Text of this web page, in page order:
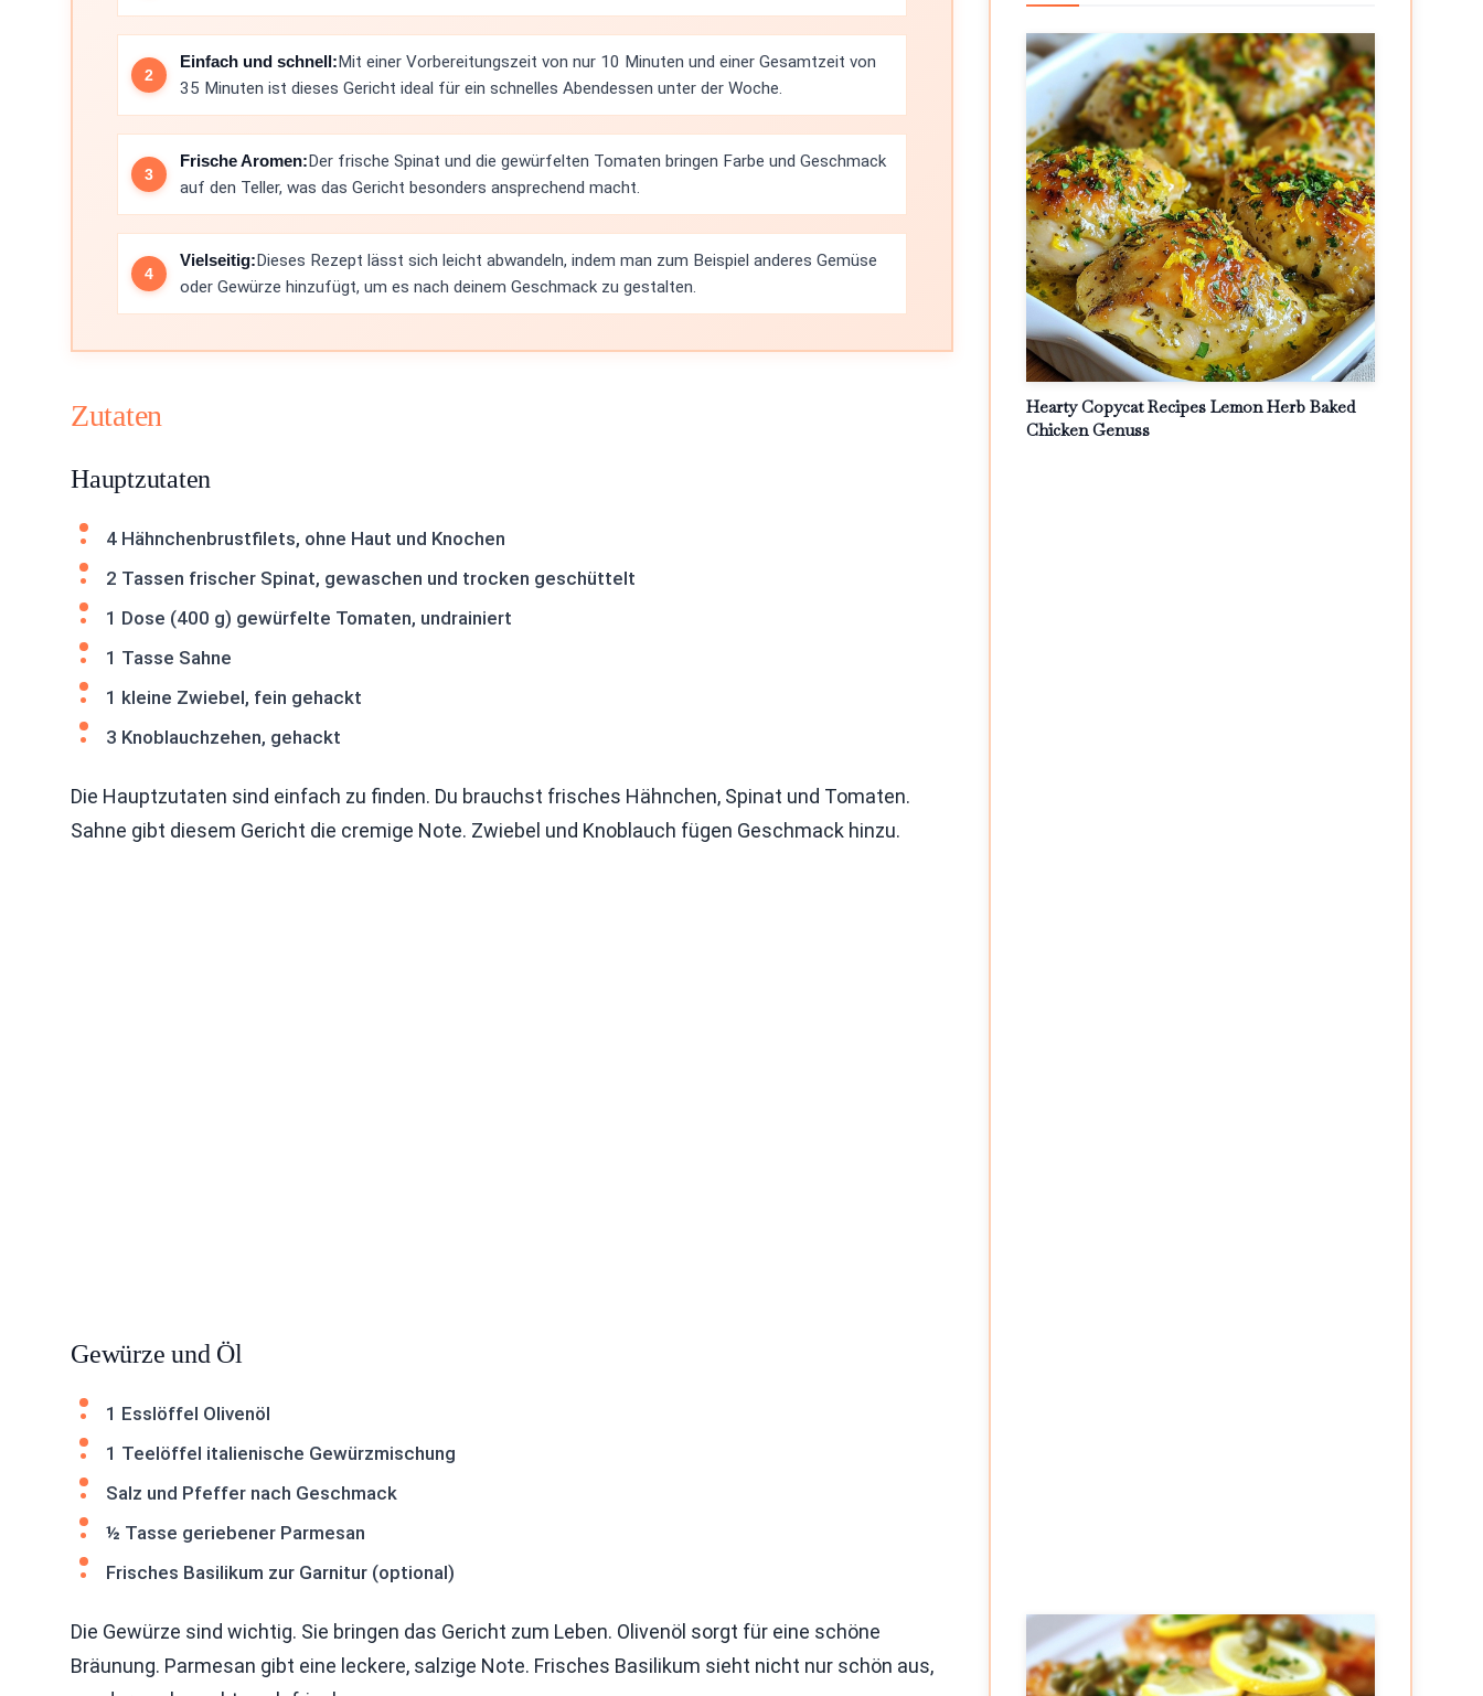
Einfach und schnell:Mit einer Vorbereitungszeit von nur 10 Minuten und einer Gesamtzeit von
35 Minuten ist dieses Gericht ideal für ein schnelles Abendessen unter der Woche.
Frische Aromen:Der frische Spinat und die gewürfelten Tomaten bringen Farbe und Geschmack
auf den Teller, was das Gericht besonders ansprechend macht.
Vielseitig:Dieses Rezept lässt sich leicht abwandeln, indem man zum Beispiel anderes Gemüse
oder Gewürze hinzufügt, um es nach deinem Geschmack zu gestalten.
Zutaten
Hauptzutaten
4 Hähnchenbrustfilets, ohne Haut und Knochen
2 Tassen frischer Spinat, gewaschen und trocken geschüttelt
1 Dose (400 g) gewürfelte Tomaten, undrainiert
1 Tasse Sahne
1 kleine Zwiebel, fein gehackt
3 Knoblauchzehen, gehackt
Die Hauptzutaten sind einfach zu finden. Du brauchst frisches Hähnchen, Spinat und Tomaten.
Sahne gibt diesem Gericht die cremige Note. Zwiebel und Knoblauch fügen Geschmack hinzu.
Gewürze und Öl
1 Esslöffel Olivenöl
1 Teelöffel italienische Gewürzmischung
Salz und Pfeffer nach Geschmack
½ Tasse geriebener Parmesan
Frisches Basilikum zur Garnitur (optional)
Die Gewürze sind wichtig. Sie bringen das Gericht zum Leben. Olivenöl sorgt für eine schöne
Bräunung. Parmesan gibt eine leckere, salzige Note. Frisches Basilikum sieht nicht nur schön aus,
Hearty Copycat Recipes Lemon Herb Baked
Chicken Genuss